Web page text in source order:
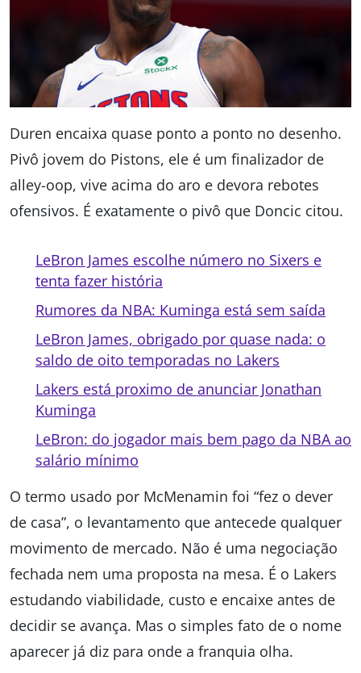
Duren encaixa quase ponto a ponto no desenho.
Pivô jovem do Pistons, ele é um finalizador de
alley-oop, vive acima do aro e devora rebotes
ofensivos. É exatamente o pivô que Doncic citou.
LeBron James escolhe número no Sixers e
tenta fazer história
Rumores da NBA: Kuminga está sem saída
LeBron James, obrigado por quase nada: o
saldo de oito temporadas no Lakers
Lakers está proximo de anunciar Jonathan
Kuminga
LeBron: do jogador mais bem pago da NBA ao
salário mínimo
O termo usado por McMenamin foi “fez o dever
de casa”, o levantamento que antecede qualquer
movimento de mercado. Não é uma negociação
fechada nem uma proposta na mesa. É o Lakers
estudando viabilidade, custo e encaixe antes de
decidir se avança. Mas o simples fato de o nome
aparecer já diz para onde a franquia olha.